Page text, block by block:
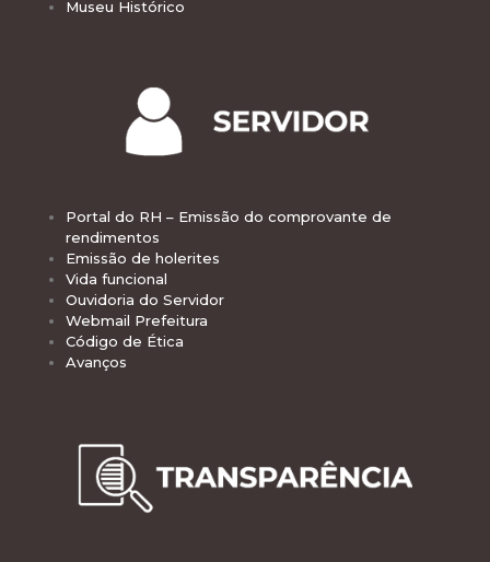
Museu Histórico
Portal do RH – Emissão do comprovante de
rendimentos
Emissão de holerites
Vida funcional
Ouvidoria do Servidor
Webmail Prefeitura
Código de Ética
Avanços